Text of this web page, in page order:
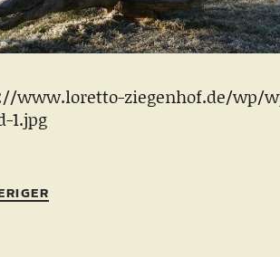
www.loretto-ziegenhof.de/wp/
1.jpg